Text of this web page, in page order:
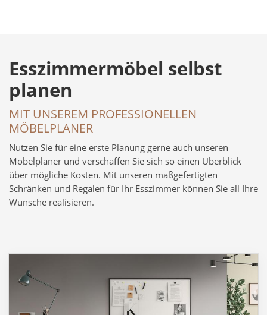
Esszimmermöbel selbst
planen
MIT UNSEREM PROFESSIONELLEN
MÖBELPLANER
Nutzen Sie für eine erste Planung gerne auch unseren
Möbelplaner und verschaffen Sie sich so einen Überblick
über mögliche Kosten. Mit unseren maßgefertigten
Schränken und Regalen für Ihr Esszimmer können Sie all Ihre
Wünsche realisieren.